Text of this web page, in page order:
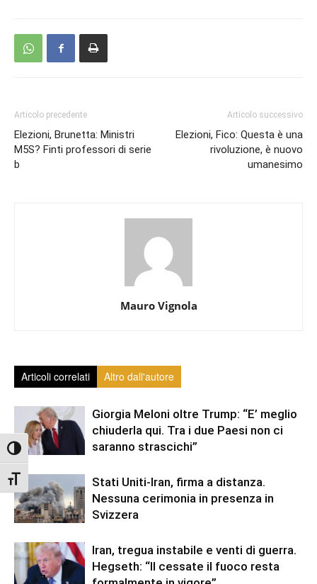
Attiva/disattiva alto contrasto
Attiva/disattiva dimensione testo
Articolo precedente
Elezioni, Brunetta: Ministri
M5S? Finti professori di serie
b
Articolo successivo
Elezioni, Fico: Questa è una
rivoluzione, è nuovo
umanesimo
Mauro Vignola
Articoli correlati Altro dall'autore
Giorgia Meloni oltre Trump: “E’ meglio
chiuderla qui. Tra i due Paesi non ci
saranno strascichi”
Stati Uniti-Iran, firma a distanza.
Nessuna cerimonia in presenza in
Svizzera
Iran, tregua instabile e venti di guerra.
Hegseth: “Il cessate il fuoco resta